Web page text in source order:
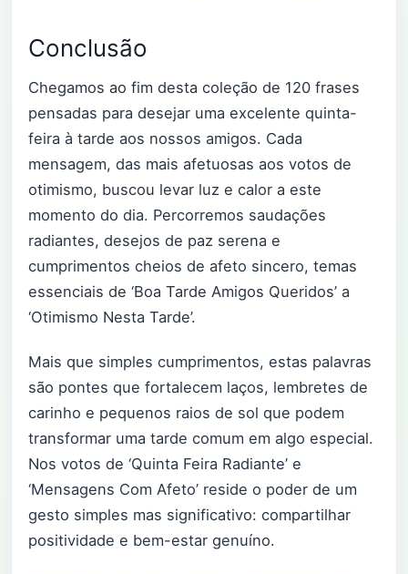
Conclusão
Chegamos ao fim desta coleção de 120 frases
pensadas para desejar uma excelente quinta-
feira à tarde aos nossos amigos. Cada
mensagem, das mais afetuosas aos votos de
otimismo, buscou levar luz e calor a este
momento do dia. Percorremos saudações
radiantes, desejos de paz serena e
cumprimentos cheios de afeto sincero, temas
essenciais de ‘Boa Tarde Amigos Queridos’ a
‘Otimismo Nesta Tarde’.
Mais que simples cumprimentos, estas palavras
são pontes que fortalecem laços, lembretes de
carinho e pequenos raios de sol que podem
transformar uma tarde comum em algo especial.
Nos votos de ‘Quinta Feira Radiante’ e
‘Mensagens Com Afeto’ reside o poder de um
gesto simples mas significativo: compartilhar
positividade e bem-estar genuíno.